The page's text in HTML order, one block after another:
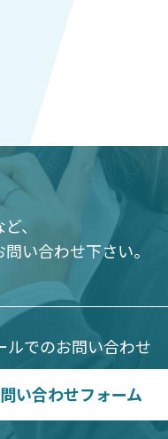
、
い合わせ下さい。
ルでのお問い合わせ
い合わせフォーム